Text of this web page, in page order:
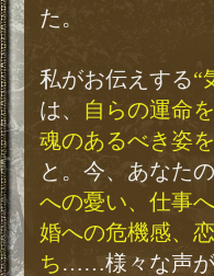
た。
私がお伝えする“
は、 自らの運命
魂のあるべき姿
と。今、あなた
への憂い、仕事
婚への危機感、
ち……様々な声が